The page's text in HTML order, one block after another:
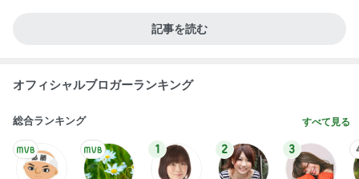
記事を読む
オフィシャルブロガーランキング
総合ランキング すべて見る
1 2 3